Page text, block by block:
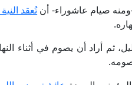
ومنه صيام عاشوراء- أنتُعقد
ثم أراد أن يصوم في أثناء